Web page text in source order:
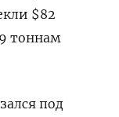
$82
тоннам
под